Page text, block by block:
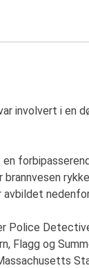
involvert i en
Police
Flagg og